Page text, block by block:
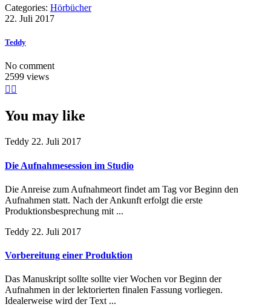
Categories: Hörbücher
22. Juli 2017
Teddy
No comment
2599 views
You may like
Teddy 22. Juli 2017
Die Aufnahmesession im Studio
Die Anreise zum Aufnahmeort findet am Tag vor Beginn den
Aufnahmen statt. Nach der Ankunft erfolgt die erste
Produktionsbesprechung mit ...
Teddy 22. Juli 2017
Vorbereitung einer Produktion
Das Manuskript sollte sollte vier Wochen vor Beginn der
Aufnahmen in der lektorierten finalen Fassung vorliegen.
Idealerweise wird der Text ...